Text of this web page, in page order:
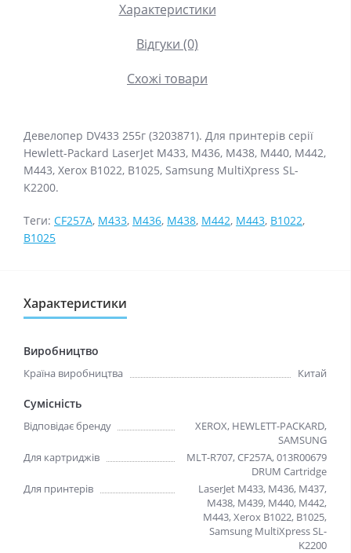
Характеристики
Відгуки (0)
Схожі товари
Девелопер DV433 255г (3203871). Для принтерів серії
Hewlett-Packard LaserJet M433, M436, M438, M440, M442,
M443, Xerox B1022, B1025, Samsung MultiXpress SL-
K2200.
Теги: CF257A, M433, M436, M438, M442, M443, B1022,
B1025
Характеристики
Виробництво
Країна виробництва Китай
Сумісність
Відповідає бренду
XEROX, HEWLETT-PACKARD,
SAMSUNG
Для картриджів
MLT-R707, CF257A, 013R00679
DRUM Cartridge
Для принтерів
LaserJet M433, M436, M437,
M438, M439, M440, M442,
M443, Xerox B1022, B1025,
Samsung MultiXpress SL-
K2200